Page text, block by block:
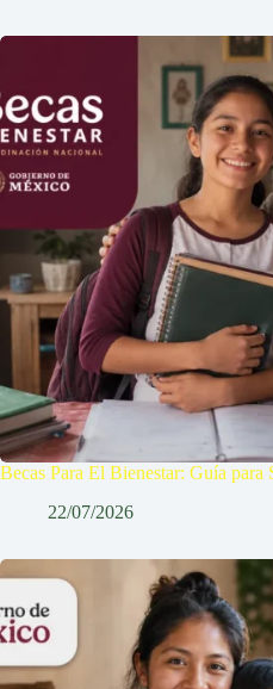
Becas Para El Bienestar: Guía para
22/07/2026